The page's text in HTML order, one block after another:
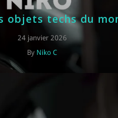
objets techs du
24 janvier 2026
By Niko C